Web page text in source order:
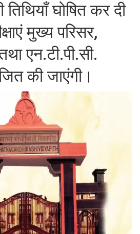
तिथियाँ घोषित कर दी
मुख्य परिसर,
एन.टी.पी.सी.
की जाएंगी।